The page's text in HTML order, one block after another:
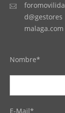
foromovilida
d@gestores
malaga.com
Nombre*
E-Mail*